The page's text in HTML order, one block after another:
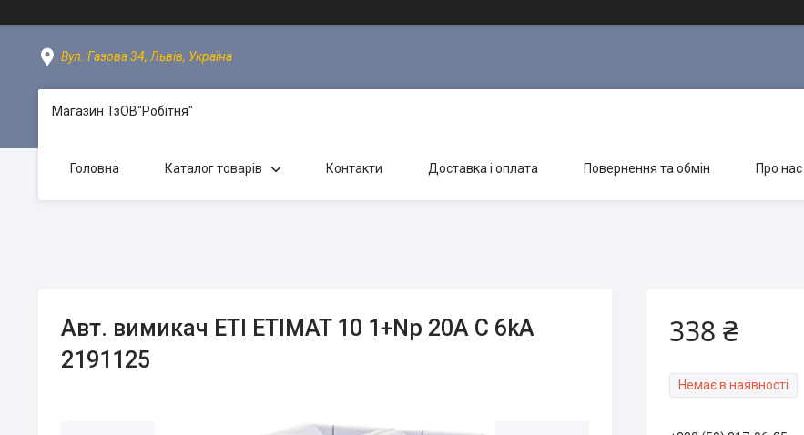
Вул. Газова 34, Львів, Україна
Магазин ТзОВ"Робітня"
Головна Каталог товарів Контакти Доставка і оплата Повернення та обмін Про нас
Авт. вимикач ETI ETIMAT 10 1+Np 20A C 6kA
2191125
338 ₴
Немає в наявності